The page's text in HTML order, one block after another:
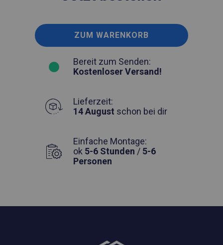
ZUM WARENKORB
Bereit zum Senden:
Kostenloser Versand!
Lieferzeit:
14 August schon bei dir
Einfache Montage:
ok 5-6 Stunden / 5-6
Personen